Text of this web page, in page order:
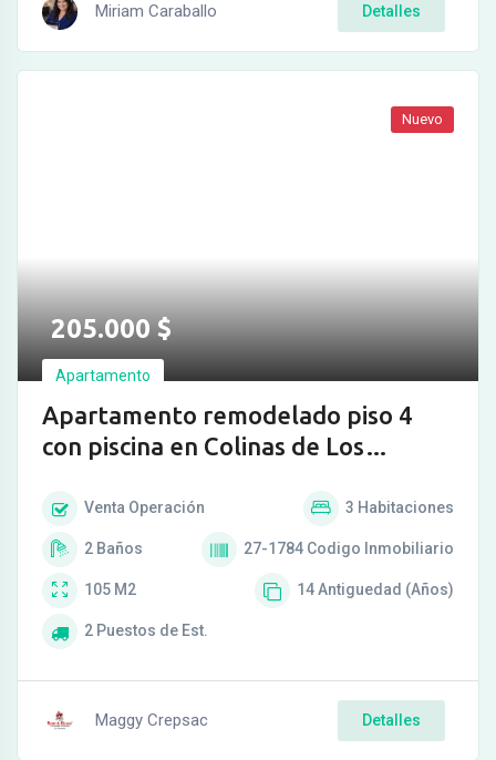
Miriam Caraballo Detalles
205.000$
Apartamento
Apartamento remodelado piso 4
con piscina en Colinas de Los
Nuevo
Venta Operación 3 Habitaciones
2 Baños 27-1784 Codigo Inmobiliario
105 M2 14Antiguedad (Años)
2 Puestos de Est.
Maggy Crepsac Detalles